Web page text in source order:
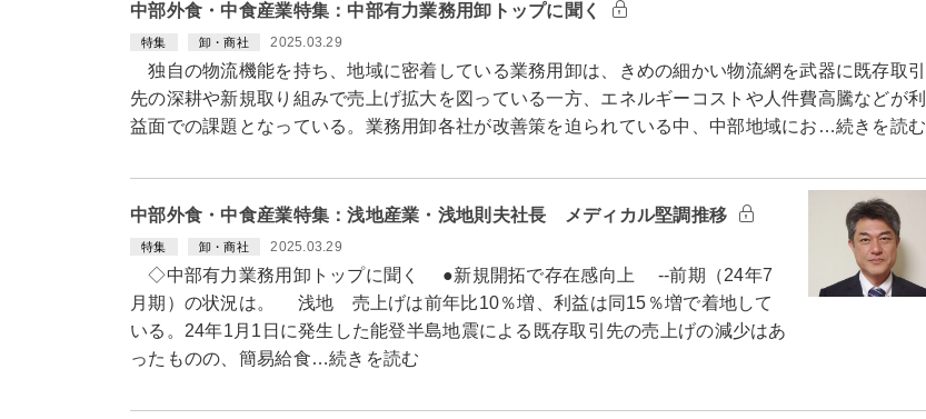
中部外食・中食産業特集：中部有力業務用卸トップに聞く
特集 卸・商社 2025.03.29
独自の物流機能を持ち、地域に密着している業務用卸は、きめの細かい物流網を武器に既存取引
先の深耕や新規取り組みで売上げ拡大を図っている一方、エネルギーコストや人件費高騰などが利
益面での課題となっている。業務用卸各社が改善策を迫られている中、中部地域にお…続きを読む
中部外食・中食産業特集：浅地産業・浅地則夫社長 メディカル堅調推移
特集 卸・商社 2025.03.29
◇中部有力業務用卸トップに聞く ●新規開拓で存在感向上 --前期（24年7
月期）の状況は。 浅地 売上げは前年比10％増、利益は同15％増で着地して
いる。24年1月1日に発生した能登半島地震による既存取引先の売上げの減少はあ
ったものの、簡易給食…続きを読む